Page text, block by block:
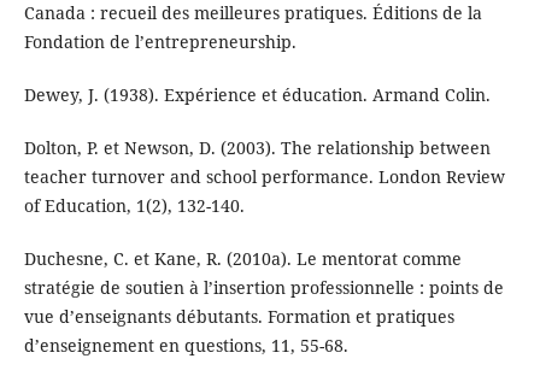
Canada : recueil des meilleures pratiques. Éditions de la
Fondation de l’entrepreneurship.
Dewey, J. (1938). Expérience et éducation. Armand Colin.
Dolton, P. et Newson, D. (2003). The relationship between
teacher turnover and school performance. London Review
of Education, 1(2), 132-140.
Duchesne, C. et Kane, R. (2010a). Le mentorat comme
stratégie de soutien à l’insertion professionnelle : points de
vue d’enseignants débutants. Formation et pratiques
d’enseignement en questions, 11, 55-68.